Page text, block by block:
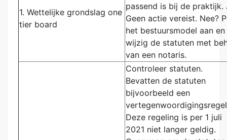
1. Wettelijke grondslag one
tier board
passend is bij de praktijk.
Geen actie vereist. Nee?
het bestuursmodel aan en
wijzig de statuten met
van een notaris.
Controleer statuten.
Bevatten de statuten
bijvoorbeeld een
Deze regeling is per 1 juli
2021 niet langer geldig.